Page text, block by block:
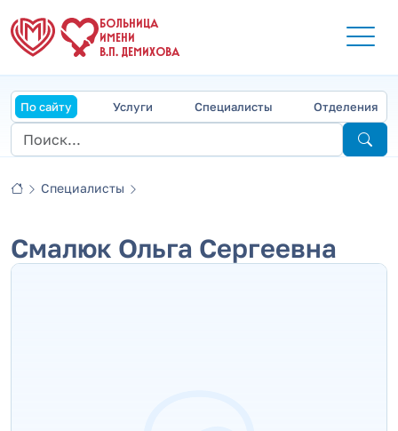
БОЛЬНИЦА
ИМЕНИ
В.П. ДЕМИХОВА
По сайту Услуги Специалисты Отделения
Специалисты
Смалюк Ольга Сергеевна